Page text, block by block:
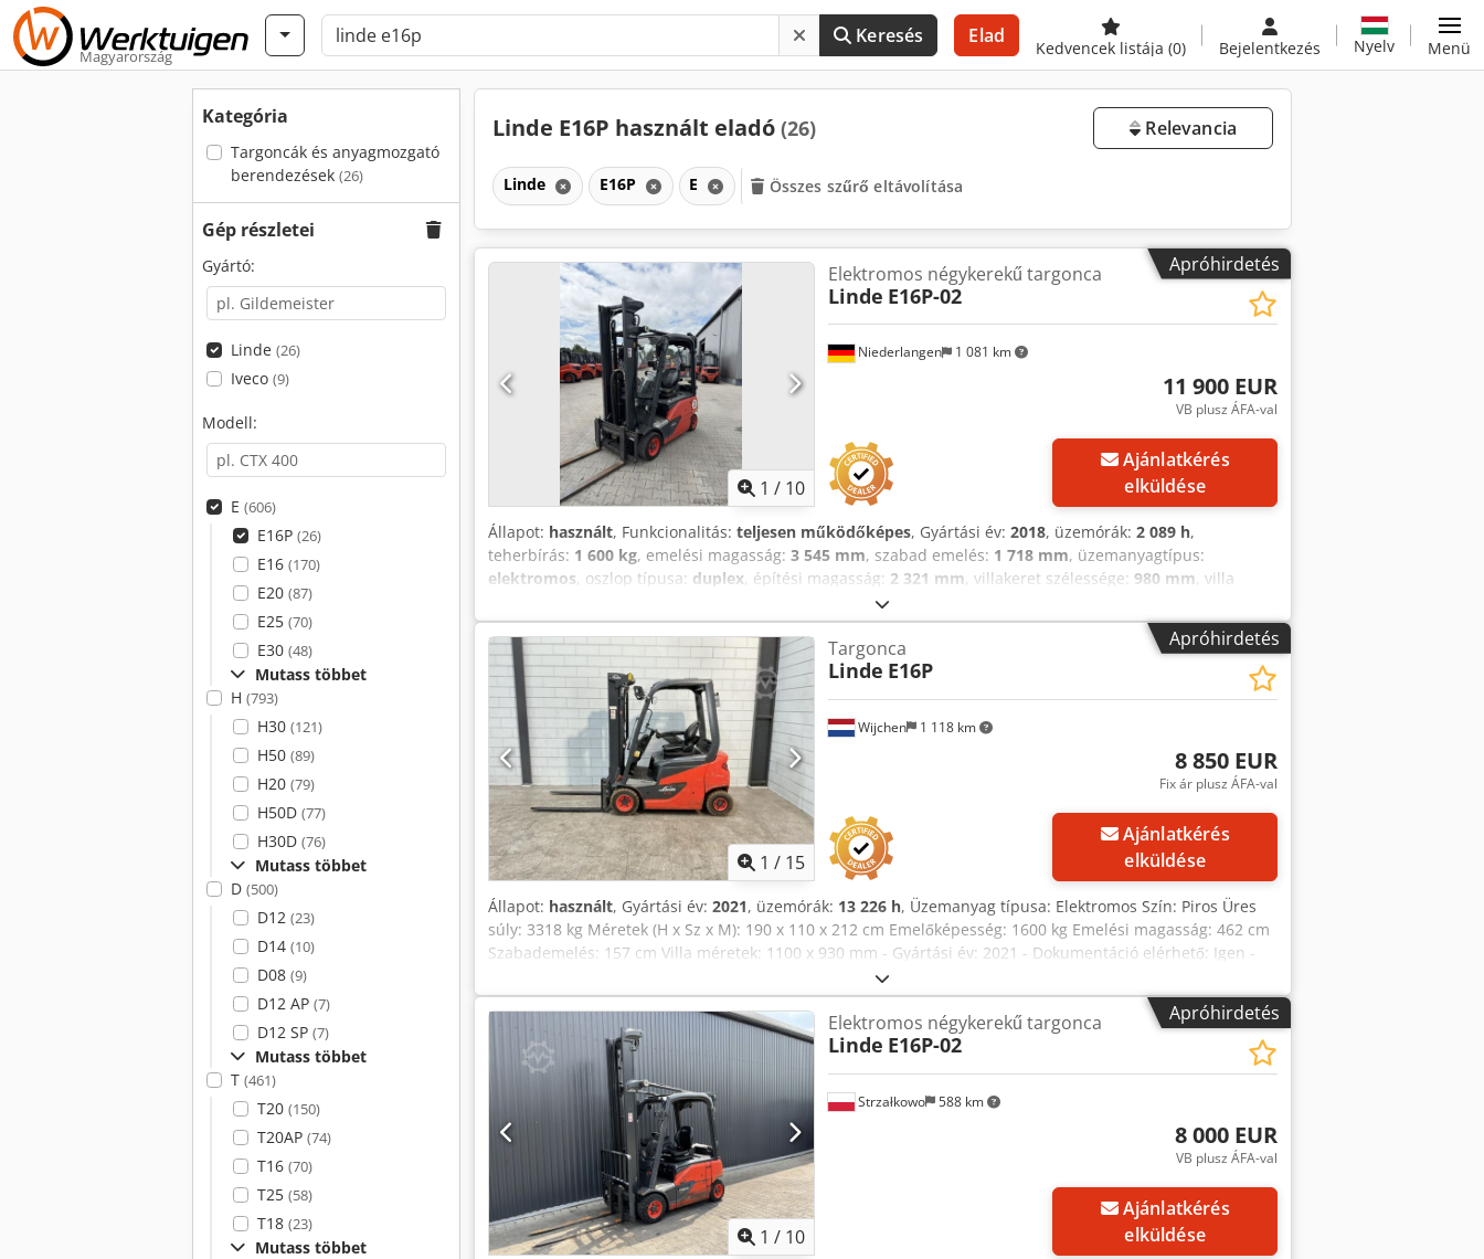
Magyarország
Keresés Elad
Kedvencek listája (0) Bejelentkezés Nyelv Menü
Kategória
Targoncák és anyagmozgató
berendezések (26)
Gép részletei
Gyártó:
Linde (26)
Iveco (9)
Modell:
E (606)
E16P (26)
E16 (170)
E20 (87)
E25 (70)
E30 (48)
Mutass többet
H (793)
H30 (121)
H50 (89)
H20 (79)
H50D (77)
H30D (76)
Mutass többet
D (500)
D12 (23)
D14 (10)
D08 (9)
D12 AP (7)
D12 SP (7)
Mutass többet
T (461)
T20 (150)
T20AP (74)
T16 (70)
T25 (58)
T18 (23)
Mutass többet
Linde E16P használt eladó (26) Relevancia
Linde E16P E Összes szűrő eltávolítása
Apróhirdetés
1 / 10
Niederlangen 1 081 km
Elektromos négykerekű targonca
Linde E16P-02
11 900 EUR
VB plusz ÁFA-val
Ajánlatkérés
elküldése
Állapot: használt, Funkcionalitás: teljesen működőképes, Gyártási év: 2018, üzemórák: 2 089 h,
teherbírás: 1 600 kg, emelési magasság: 3 545 mm, szabad emelés: 1 718 mm, üzemanyagtípus:
elektromos, oszlop típusa: duplex, építési magasság: 2 321 mm, villakeret szélessége: 980 mm, villa
, Elektromos, négykerekű targoncák Terhelés súlypontja: 500 Djdpfx
Ahjznplcezjck Osztályozó típus: Duplex Állapot: Használatra kész és teljesen működőképes Műszaki
állapot: jó Első gumiabroncs típusa: szuperrugalmas Hátsó gumiabroncs típusa: szuperrugalmas
Akkumulátor feszültsége: 48 V Akkumulátor típusa: PzS Akkumulátor gyártási éve: 2018 Oldalra toló
szerkezet, 3. hidraulika-csatlakozó, 4. hidraulika-csatlakozó, hátsó munkafény, elülső munkafény,
tetőburkolat, szélvédő, STVZO-megfelelőség, belső tükör, külső tükör, egypedálos vezérlés, műanyag
üléspárna, STVZO-felszerelés, elülső biztonsági jelzőfény (Blue Spot), hátsó biztonsági jelzőfény
(TruckSpot)
Apróhirdetés
1 / 15
Wijchen 1 118 km
Targonca
Linde E16P
8 850 EUR
Fix ár plusz ÁFA-val
Ajánlatkérés
elküldése
Állapot: használt, Gyártási év: 2021, üzemórák: 13 226 h, Üzemanyag típusa: Elektromos Szín: Piros Üres
súly: 3318 kg Méretek (H x Sz x M): 190 x 110 x 212 cm Emelőképesség: 1600 kg Emelési magasság: 462 cm
Szabademelés: 157 cm Villa méretek: 1100 x 930 mm - Gyártási év: 2021 - Dokumentáció elérhető: Igen -
CE jelölés: Igen - CE tanúsítvány: Nincs - Sorozatszám: C11275Y02240 - Üzemórák: 13226 - Emelőképesség:
1600 kg - Emelési magasság: 4620 mm - Áthajtási magasság: 2120 mm - Szabademelés: 1570 mm - Villa
hossza: 1100 mm - Maximális villa szélesség: 930 mm - Minimális villa szélesség: 200 mm - Kerék száma: 4
- Munkaeszköz: Oldalirányú eltolás - Opciók: Félig zárt kabin, Nem nyomot hagyó gumiabroncsok,
Munkafény, Szabademelés - Árbóc: Triplex - Hajtás: Elektromos - Akkumulátor adatai: - Márka/típus:
05EPZS0625 - Akkumulátor gyártási éve: 2021 - Kapacitás: 625 Ah - Akkumulátor feszültsége: 48 V -
Akkumulátor teszteredmény: 65% - Szállítási méretek: 1900 mm x 1100 mm x 2120 mm (H x Sz x M) -
Szállítási súly [kg]: 3318 kg - Szállítási csomagok [db]: 1 Pénzügyi információk ÁFA: A megadott ár nem
tartalmazza az áfát ÁFA/különadó: Az áfa levonható vállalkozások számára Dedjx Hh Rwspfx Ahzeck
Szállítás és bekeresztelés bármikor lehetséges az ipari termékekre Koen van Lent
Apróhirdetés
1 / 10
Strzałkowo 588 km
Elektromos négykerekű targonca
Linde E16P-02
8 000 EUR
VB plusz ÁFA-val
Ajánlatkérés
elküldése